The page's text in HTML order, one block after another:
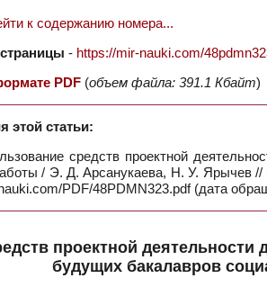
к содержанию номера...
- https://mir-nauki.com/
PDF (объем файла: 391.1 Кбайт)
этой статьи:
средств проектной
/ Э. Д. Арсанукаева, Н. У. Ярычев
PDF/48PDMN323.pdf (дата
проектной деятельности
будущих бакалавров